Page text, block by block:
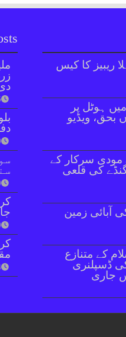
دفعہ
ریبیز کا کیس
ہوٹل پر
جاں بحق، ویڈیو
مودی سرکار کے
کی قلعی
آبائی زمین
کے متنازع
ڈسپلنری
جاری